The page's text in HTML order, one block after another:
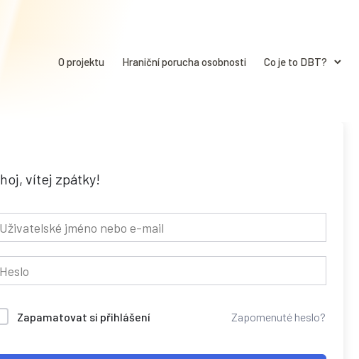
O projektu Hraniční porucha osobnosti Co je to DBT?
vítej zpátky!
Zapamatovat si přihlášení Zapomenuté heslo?